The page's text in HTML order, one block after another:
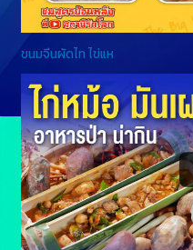
ขนมจีนผัดไท ไข่แห